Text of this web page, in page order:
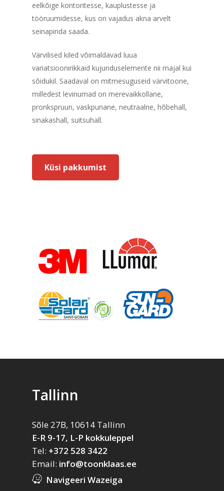
eelkõige kontoritesse, kauplustesse ja
tööruumidesse, kus on vajadus akna arvelt
seinapinda saada.
Värvilised kiled võimaldavad luua
variatsioonirikkaid kujunduselemente nii majal kui
sõidukil. Saadaval on mitmesuguseid värvitoone,
milledest levinumad on merevaikkollane,
pronkspruun, vaskpunane, neutraalne, hõbehall,
sinakashall, suitsuhall.
Küsi pakkumist
Tallinn
Sõle 27B, 10614 Tallinn
E-R 9-17, L-P kokkuleppel
Tel: +372 528 3422
Email: info@toonklaas.ee
Navigeeri Wazeiga